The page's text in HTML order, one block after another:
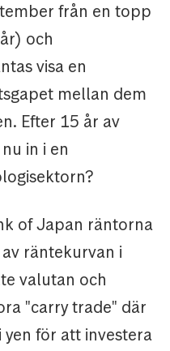
från en topp
och
visa en
mellan dem
Efter 15 år av
in i en
of Japan räntorna
räntekurvan i
valutan och
"carry trade" där
för att investera